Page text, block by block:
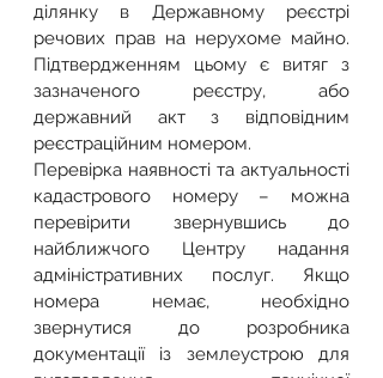
ділянку в Державному реєстрі
речових прав на нерухоме майно.
Підтвердженням цьому є витяг з
зазначеного реєстру, або
державний акт з відповідним
реєстраційним номером.
Перевірка наявності та актуальності
кадастрового номеру – можна
перевірити звернувшись до
найближчого Центру надання
адміністративних послуг. Якщо
номера немає, необхідно
звернутися до розробника
документації із землеустрою для